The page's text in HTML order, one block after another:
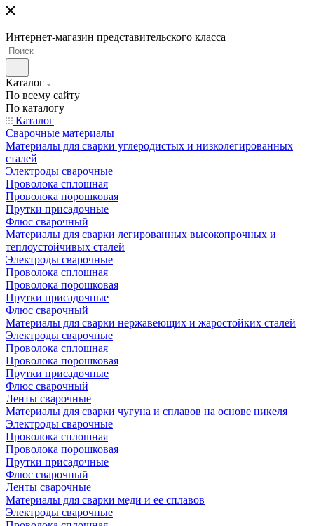
Интернет-магазин представительского класса
Каталог
По всему сайту
По каталогу
Каталог
Сварочные материалы
Материалы для сварки углеродистых и низколегированных
сталей
Электроды сварочные
Проволока сплошная
Проволока порошковая
Прутки присадочные
Флюс сварочный
Материалы для сварки легированных высокопрочных и
теплоустойчивых сталей
Электроды сварочные
Проволока сплошная
Проволока порошковая
Прутки присадочные
Флюс сварочный
Материалы для сварки нержавеющих и жаростойких сталей
Электроды сварочные
Проволока сплошная
Проволока порошковая
Прутки присадочные
Флюс сварочный
Ленты сварочные
Материалы для сварки чугуна и сплавов на основе никеля
Электроды сварочные
Проволока сплошная
Проволока порошковая
Прутки присадочные
Флюс сварочный
Ленты сварочные
Материалы для сварки меди и ее сплавов
Электроды сварочные